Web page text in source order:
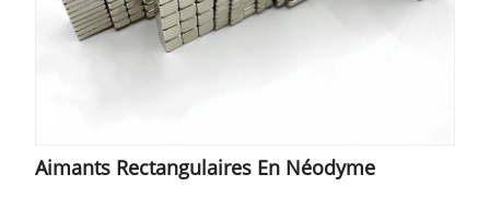
Aimants Rectangulaires En Néodyme